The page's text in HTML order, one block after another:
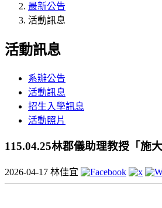
最新公告
活動訊息
活動訊息
系辦公告
活動訊息
招生入學訊息
活動照片
115.04.25林郡儀助理教授「施
2026-04-17 林佳宜